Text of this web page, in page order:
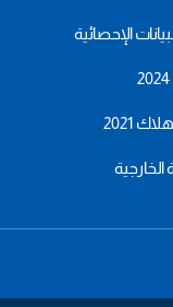
الإحصائية
2021
الخارجية